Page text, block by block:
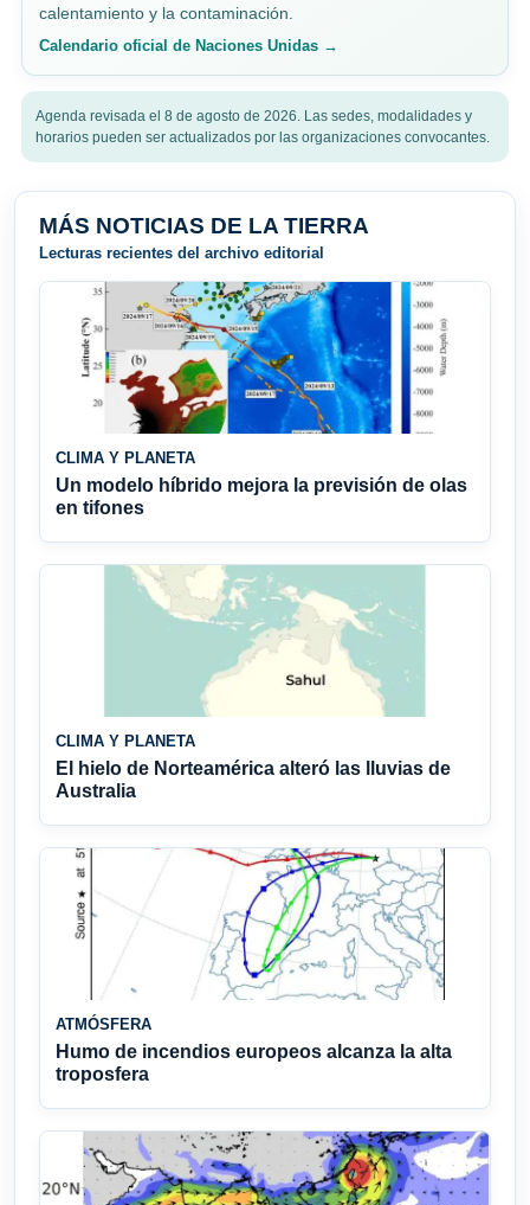
calentamiento y la contaminación.
Calendario oficial de Naciones Unidas →
Agenda revisada el 8 de agosto de 2026. Las sedes, modalidades y
horarios pueden ser actualizados por las organizaciones convocantes.
MÁS NOTICIAS DE LA TIERRA
Lecturas recientes del archivo editorial
CLIMA Y PLANETA
Un modelo híbrido mejora la previsión de olas
en tifones
CLIMA Y PLANETA
El hielo de Norteamérica alteró las lluvias de
Australia
ATMÓSFERA
Humo de incendios europeos alcanza la alta
troposfera